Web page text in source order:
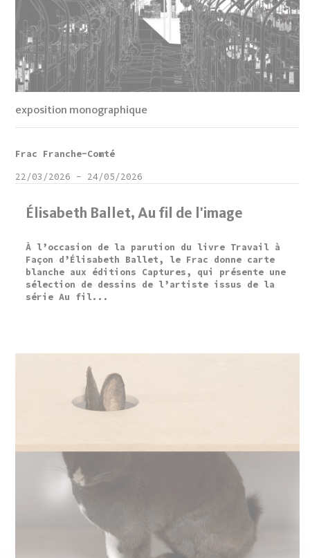
exposition monographique
Élisabeth Ballet, Au fil de l'image
À l’occasion de la parution du livre Travail à
Façon d’Élisabeth Ballet, le Frac donne carte
blanche aux éditions Captures, qui présente une
sélection de dessins de l’artiste issus de la
série Au fil...
Frac Franche-Comté
22/03/2026 - 24/05/2026